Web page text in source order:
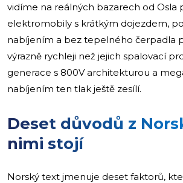
vidíme na reálných bazarech od Osla
elektromobily s krátkým dojezdem,
nabíjením a bez tepelného čerpadla
výrazně rychleji než jejich spalovací
generace s 800V architekturou a
nabíjením ten tlak ještě zesílí.
Deset důvodů z
nimi stojí
Norský text jmenuje deset faktorů,